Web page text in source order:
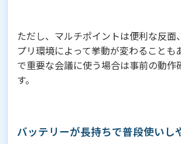
ただし、マルチポイントは便利な反面
プリ環境によって挙動が変わることも
で重要な会議に使う場合は事前の動作
す。
バッテリーが長持ちで普段使いし